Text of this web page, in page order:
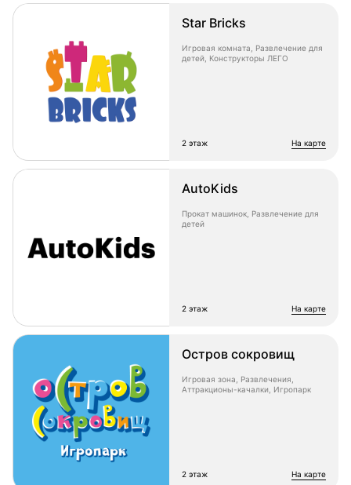
Star Bricks
Игровая комната, Развлечение для
детей, Конструкторы ЛЕГО
2 этаж на карте
AutoKids
Прокат машинок, Развлечение для
детей
2 этаж на карте
Остров сокровищ
Игровая зона, Развлечения,
Аттракционы-качалки, Игропарк
2 этаж на карте